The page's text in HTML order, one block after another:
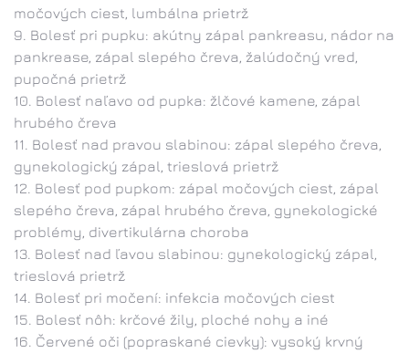
močových ciest, lumbálna prietrž
Bolesť pri pupku: akútny zápal pankreasu, nádor na
pankrease, zápal slepého čreva, žalúdočný vred,
pupočná prietrž
Bolesť naľavo od pupka: žlčové kamene, zápal
hrubého čreva
Bolesť nad pravou slabinou: zápal slepého čreva,
gynekologický zápal, trieslová prietrž
Bolesť pod pupkom: zápal močových ciest, zápal
slepého čreva, zápal hrubého čreva, gynekologické
problémy, divertikulárna choroba
Bolesť nad ľavou slabinou: gynekologický zápal,
trieslová prietrž
Bolesť pri močení: infekcia močových ciest
Bolesť nôh: krčové žily, ploché nohy a iné
Červené oči (popraskané cievky): vysoký krvný